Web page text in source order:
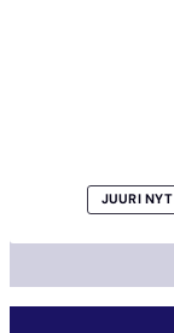
JUURI NYT